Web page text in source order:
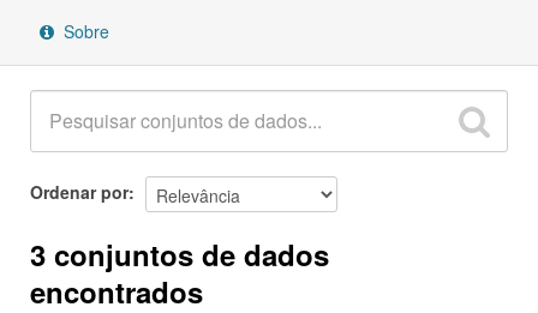
Sobre
Ordenar por
3 conjuntos de dados
encontrados